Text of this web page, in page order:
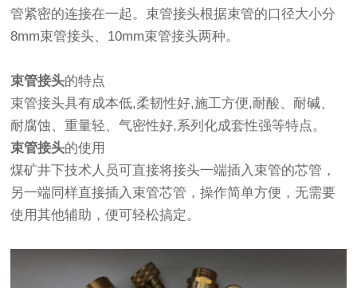
管紧密的连接在一起。束管接头根据束管的口径大小分
8mm束管接头、10mm束管接头两种。
束管接头的特点
束管接头具有成本低,柔韧性好,施工方便,耐酸、耐碱、
耐腐蚀、重量轻、气密性好,系列化成套性强等特点。
束管接头的使用
煤矿井下技术人员可直接将接头一端插入束管的芯管，
另一端同样直接插入束管芯管，操作简单方便，无需要
使用其他辅助，便可轻松搞定。